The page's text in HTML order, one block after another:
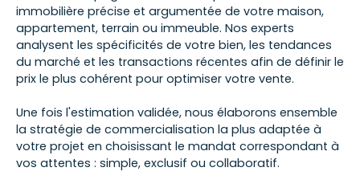
immobilière précise et argumentée de votre maison,
appartement, terrain ou immeuble. Nos experts
analysent les spécificités de votre bien, les tendances
du marché et les transactions récentes afin de définir le
prix le plus cohérent pour optimiser votre vente.
Une fois l'estimation validée, nous élaborons ensemble
la stratégie de commercialisation la plus adaptée à
votre projet en choisissant le mandat correspondant à
vos attentes : simple, exclusif ou collaboratif.